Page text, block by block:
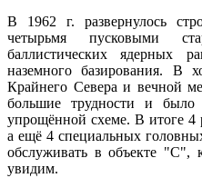
В 1962 г. развернулось
четырьмя пусковыми
баллистических ядерных
наземного базирования. В
Крайнего Севера и вечной
большие трудности и
упрощённой схеме. В итоге 4
а ещё 4 специальных
обслуживать в объекте
увидим.